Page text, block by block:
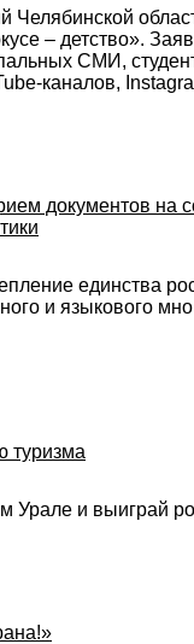
Челябинской
– детство».
СМИ,
каналов,
документов
единства
и языкового
туризма
Урале и выиграй